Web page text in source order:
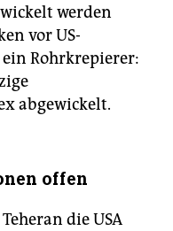
werden
vor US-
Rohrkrepierer:
abgewickelt.
offen
die USA